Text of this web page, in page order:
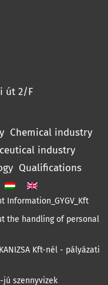
út 2/F
Chemical industry
industry
Qualifications
Information_GYGV_Kft
the handling of personal
Kft-nél - pályázati
jú szennyvizek